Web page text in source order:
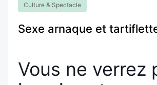
Culture & Spectacle
Sexe arnaque et
Vous ne verrez